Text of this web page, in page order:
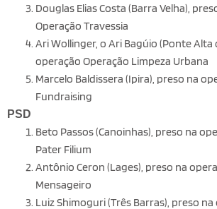
Douglas Elias Costa (Barra Velha),
Operação Travessia
Ari Wollinger, o Ari Bagúio (Ponte
operação Operação Limpeza Urbana
Marcelo Baldissera (Ipira), preso na
Fundraising
PSD
Beto Passos (Canoinhas), preso na
Pater Filium
Antônio Ceron (Lages), preso na
Mensageiro
Luiz Shimoguri (Três Barras), preso